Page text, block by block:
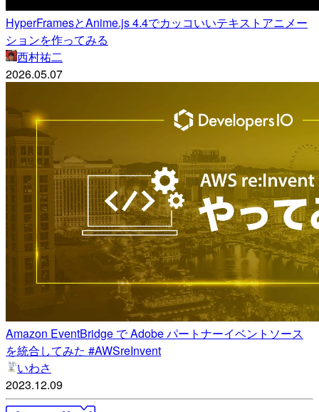
HyperFramesとAnime.js 4.4でカッコいいテキストアニメー
ションを作ってみる
西村祐二
2026.05.07
Amazon EventBridge で Adobe パートナーイベントソース
を統合してみた #AWSreInvent
いわさ
2023.12.09